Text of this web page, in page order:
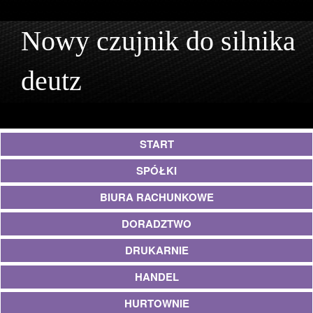
Nowy czujnik do silnika
deutz
START
SPÓŁKI
BIURA RACHUNKOWE
DORADZTWO
DRUKARNIE
HANDEL
HURTOWNIE